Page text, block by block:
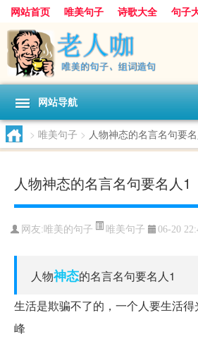
网站首页 唯美句子 诗歌大全 句子
人生感悟
其他美文 美文欣赏
感人故事
句子分类
网站导航
> 唯美句子 > 人物神态的名言名句要
人物神态的名言名句要名人1
网友: 唯美的句子 唯美句子 06-20
人物神态的名言名句要名人1
生活是欺骗不了的，一个人要生活
峰